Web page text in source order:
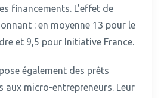
financements. L’effet de
: en moyenne 13 pour le
et 9,5 pour Initiative France.
également des prêts
aux micro-entrepreneurs. Leur